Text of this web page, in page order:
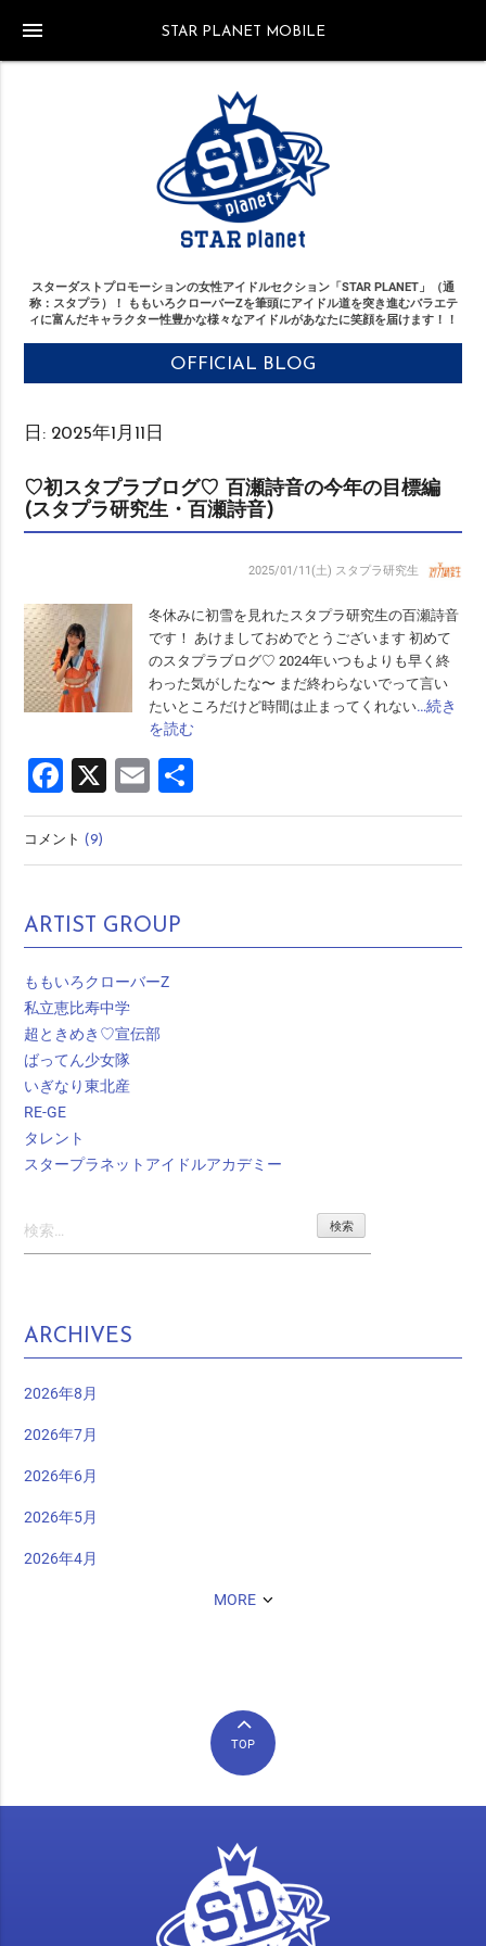
STAR PLANET MOBILE
menu
スターダストプロモーションの女性アイドルセクション「STAR PLANET」（通
称：スタプラ）！
ももいろクローバーZを筆頭にアイドル道を突き進むバラエテ
ィに富んだキャラクター性豊かな様々なアイドルがあなたに笑顔を届けます！！
OFFICIAL BLOG
日: 2025年1月11日
♡初スタプラブログ♡ 百瀬詩音の今年の目標編
(スタプラ研究生・百瀬詩音)
2025/01/11(土) スタプラ研究生
冬休みに初雪を見れたスタプラ研究生の百瀬詩音
です！ あけましておめでとうございます 初めて
のスタプラブログ♡ 2024年いつもよりも早く終
わった気がしたな〜 まだ終わらないでって言い
たいところだけど時間は止まってくれない…続き
を読む
Facebook
X Email
有
コメント(9)
ARTIST GROUP
ももいろクローバーZ
私立恵比寿中学
超ときめき♡宣伝部
ばってん少女隊
いぎなり東北産
RE-GE
タレント
スタープラネットアイドルアカデミー
索:
ARCHIVES
2026年8月
2026年7月
2026年6月
2026年5月
2026年4月
MORE
TOP